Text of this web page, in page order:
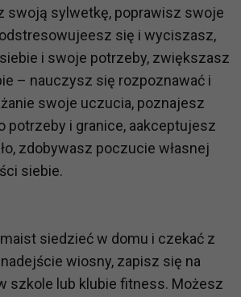
swoją sylwetkę, poprawisz swoje
się i wyciszasz,
i swoje potrzeby, zwiększasz
– nauczysz się rozpoznawać i
swoje uczucia, poznajesz
potrzeby i granice, aakceptujesz
zdobywasz poczucie własnej
siebie.
siedzieć w domu i czekać z
wiosny, zapisz się na
szkole lub klubie fitness. Możesz